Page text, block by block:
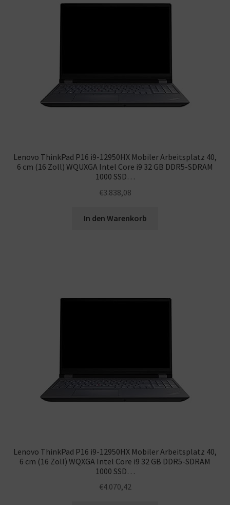
Lenovo ThinkPad P16 i9-12950HX Mobiler Arbeitsplatz 40,
6 cm (16 Zoll) WQUXGA Intel Core i9 32 GB DDR5-SDRAM
1000 SSD…
€3.838,08
In den Warenkorb
Lenovo ThinkPad P16 i9-12950HX Mobiler Arbeitsplatz 40,
6 cm (16 Zoll) WQXGA Intel Core i9 32 GB DDR5-SDRAM
1000 SSD…
€4.070,42